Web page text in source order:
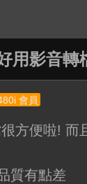
軟硬體討論區
用影音轉
會員
方便啦! 而
質有點差